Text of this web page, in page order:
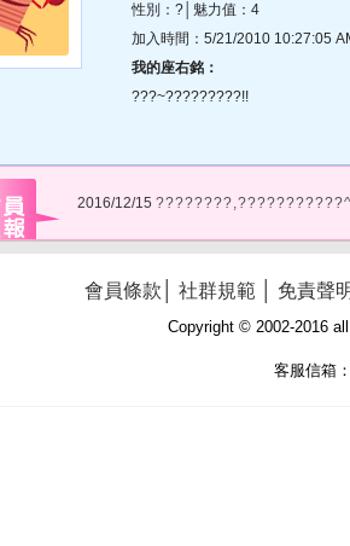
性別：?│魅力值：4
加入時間：5/21/2010 10:27:05
我的座右銘：
???~?????????!!
2016/12/15
會員條款 社群規範 免責聲
Copyright © 2002-2016
客服信箱